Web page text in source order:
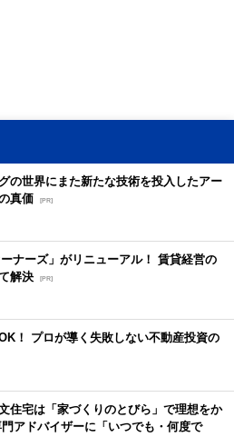
の世界にまた新たな技術を投入したアー
真価 [PR]
ーナーズ」がリニューアル！ 賃貸経営の
解決 [PR]
！ プロが導く失敗しない不動産投資の
住宅は「家づくりのとびら」で理想をか
アドバイザーに「いつでも・何度で